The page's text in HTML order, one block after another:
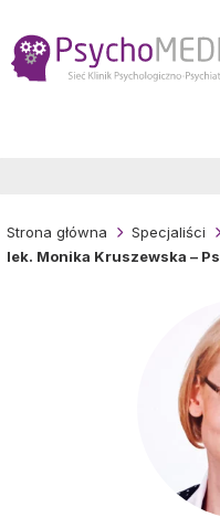
treści
Strona główna
Specjaliści
lek. Monika Kruszewska –